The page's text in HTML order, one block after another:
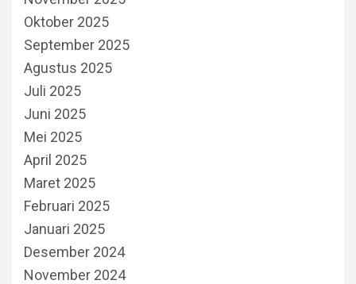
Oktober 2025
September 2025
Agustus 2025
Juli 2025
Juni 2025
Mei 2025
April 2025
Maret 2025
Februari 2025
Januari 2025
Desember 2024
November 2024